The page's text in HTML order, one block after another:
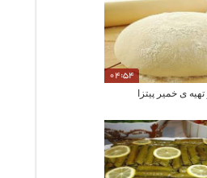
04:54
ی خمیر پیتزا